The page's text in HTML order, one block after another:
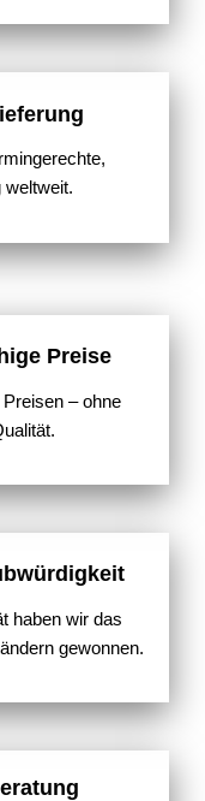
weltweit.
Preise
– ohne
haben wir das
gewonnen.